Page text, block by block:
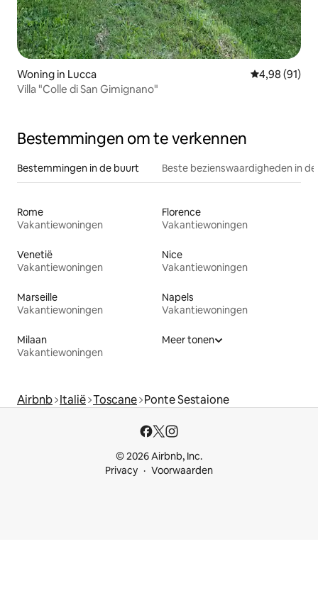
Woning in Lucca Gemiddelde
4,98 (91)
Villa "Colle di San Gimignano"
Bestemmingen om te verkennen
Bestemmingen in de buurt Beste bezienswaardigheden in
Rome
Vakantiewoningen
Florence
Vakantiewoningen
Venetië
Vakantiewoningen
Nice
Vakantiewoningen
Marseille
Vakantiewoningen
Napels
Vakantiewoningen
Milaan
Vakantiewoningen
Meer tonen
Airbnb Italië Toscane Ponte Sestaione
© 2026 Airbnb, Inc.
Privacy
Voorwaarden